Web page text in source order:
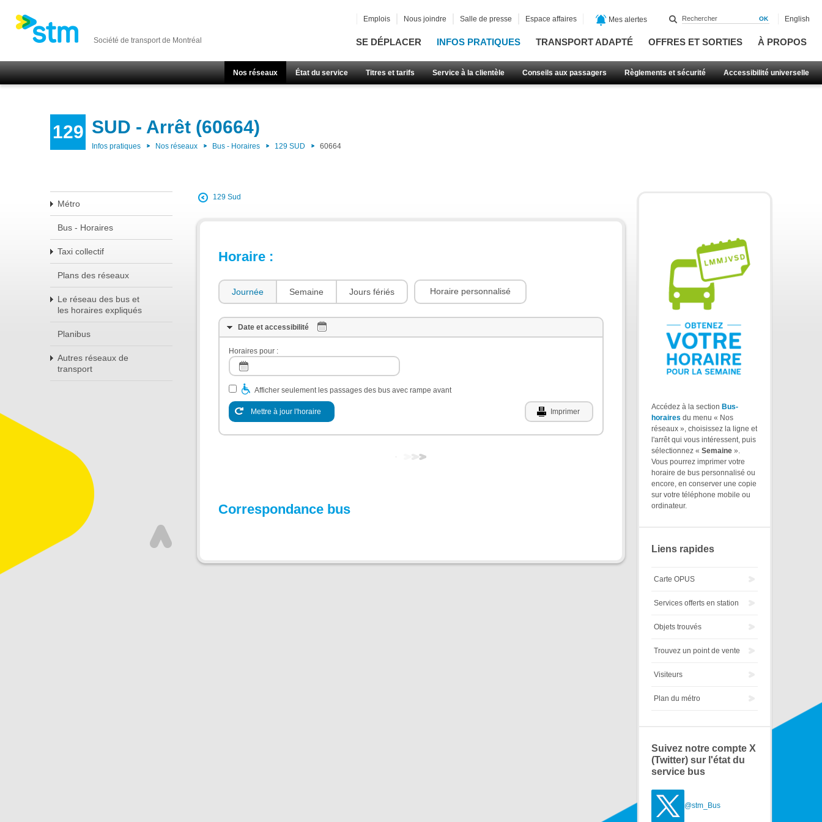
Société de transport de Montréal SE DÉPLACER INFOS PRATIQUES TRANSPORT ADAPTÉ OFFRES ET SORTIES À PROPOS
Nos réseaux État du service Titres et tarifs Service à la clientèle Conseils aux passagers Règlements et sécurité Accessibilité universelle
Emplois Nous joindre Salle de presse Espace affaires Mes alertes English
129 SUD - Arrêt (60664)
Infos pratiques Nos réseaux Bus - Horaires 129 SUD 60664
Métro
Bus - Horaires
Taxi collectif
Plans des réseaux
Le réseau des bus et
les horaires expliqués
Planibus
Autres réseaux de
transport
129 Sud
Horaire :
Journée Semaine Jours fériés Horaire personnalisé
Date et accessibilité
Horaires pour :
Afficher seulement les passages des bus avec rampe avant
Mettre à jour l'horaire Imprimer
Correspondance bus
Accédez à la section Bus-
horaires du menu « Nos
réseaux », choisissez la ligne et
l'arrêt qui vous intéressent, puis
sélectionnez « Semaine ».
Vous pourrez imprimer votre
horaire de bus personnalisé ou
encore, en conserver une copie
sur votre téléphone mobile ou
ordinateur.
Liens rapides
Carte OPUS
Services offerts en station
Objets trouvés
Trouvez un point de vente
Visiteurs
Plan du métro
Suivez notre compte X
(Twitter) sur l'état du
service bus
@stm_Bus